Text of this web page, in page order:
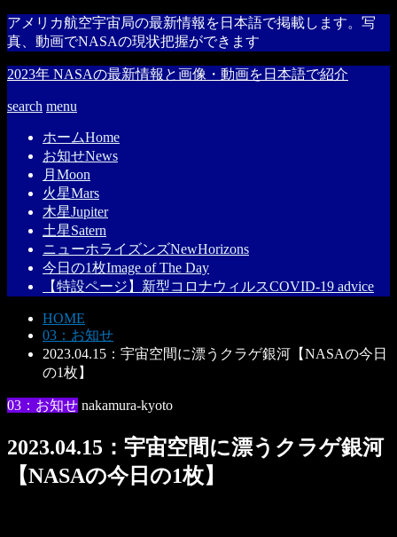
アメリカ航空宇宙局の最新情報を日本語で掲載します。写
真、動画でNASAの現状把握ができます
2023年 NASAの最新情報と画像・動画を日本語で紹介
search menu
ホームHome
お知せNews
月 Moon
火星Mars
木星Jupiter
土星Satern
ニューホライズンズNewHorizons
今日の1枚Image of The Day
【特設ページ】新型コロナウィルスCOVID-19 advice
HOME
03：お知せ
2023.04.15：宇宙空間に漂うクラゲ銀河【NASAの今日
の1枚】
03：お知せ nakamura-kyoto
2023.04.15：宇宙空間に漂うクラゲ銀河
【NASAの今日の1枚】